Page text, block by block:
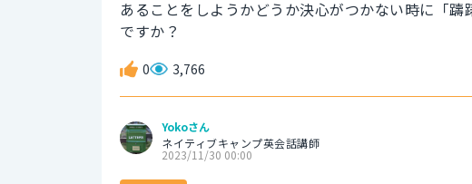
あることをしようかどうか決心がつかない時に「
ですか？
0 3,766
Yokoさん
ネイティブキャンプ英会話講師
2023/11/30 00:00